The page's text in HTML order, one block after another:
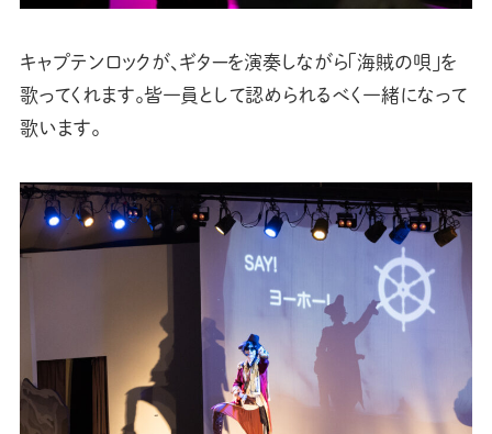
キャプテンロックが、ギターを演奏しながら「海賊の唄」を
歌ってくれます。皆一員として認められるべく一緒になって
歌います。